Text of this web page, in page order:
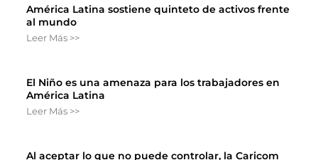
América Latina sostiene quinteto de activos frente
al mundo
Leer Más >>
El Niño es una amenaza para los trabajadores en
América Latina
Leer Más >>
Al aceptar lo que no puede controlar, la Caricom